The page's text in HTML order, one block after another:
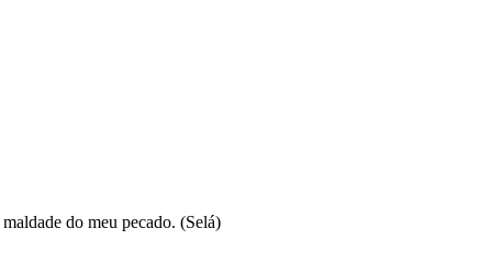
do meu pecado. (Selá)